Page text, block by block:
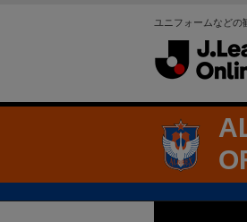
ユニフォームなど